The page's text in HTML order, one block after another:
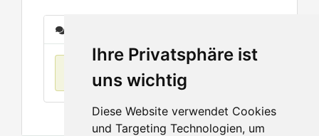
Ihre Privatsphäre ist
uns wichtig
Diese Website verwendet Cookies
und Targeting Technologien, um